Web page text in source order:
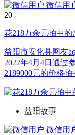
微信用
20
花218万余元拍中的
益阳市安化县网友
2022年4月4日通过
2189000元的价格
益阳故事
微信用